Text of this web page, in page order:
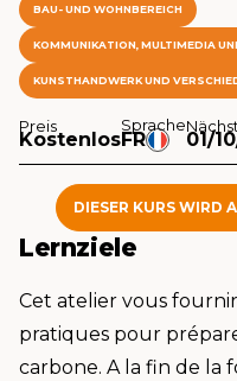
BAU- UND WOHNBEREICH
KOMMUNIKATION, MULTIMEDIA
KUNSTHANDWERK UND
Preis
Kostenlos
Sprache
FR 01/
DIESER KURS WIRD
Lernziele
Cet atelier vous
pratiques pour
carbone. A la fin de la